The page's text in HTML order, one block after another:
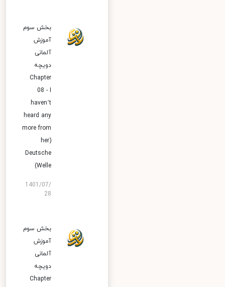
بخش سوم
آموزش
آلمانی
دویچه
Chapter
08 - I
haven’t
heard any
more from
her)
Deutsche
Welle)
1401/07/
28
بخش سوم
آموزش
آلمانی
دویچه
Chapter